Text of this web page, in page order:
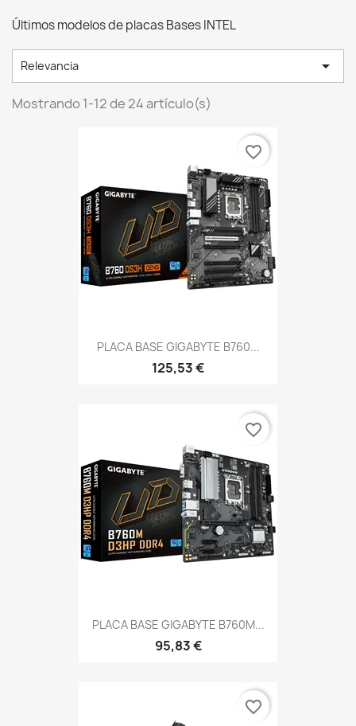
Últimos modelos de placas Bases INTEL
Relevancia 
Mostrando 1-12 de 24 artículo(s)
PLACA BASE GIGABYTE B760...
125,53 €
favorite_border
PLACA BASE GIGABYTE B760M...
95,83 €
favorite_border
favorite_border